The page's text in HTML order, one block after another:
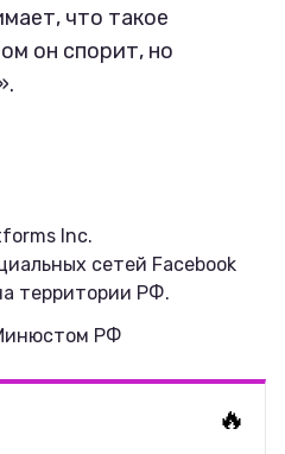
что такое
он спорит, но
Inc.
сетей Facebook
территории РФ.
РФ
🔥